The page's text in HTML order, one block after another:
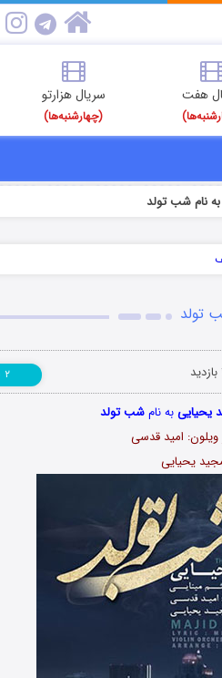
هفت سریال هزارتو
(چهارشنبه‌ها)
نام شب تولد
تولد
۲
یحیاییبه نامشب تولد
ویلون: امید قدسی
یحیایی